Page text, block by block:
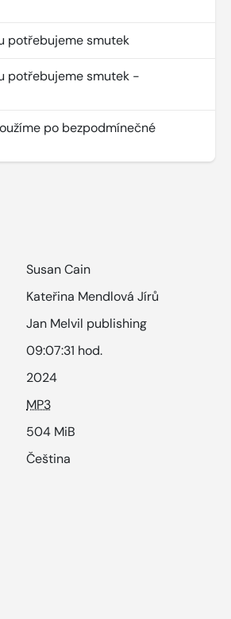
potřebujeme smutek
potřebujeme smutek -
po bezpodmínečné
Susan Cain
Kateřina Mendlová Jírů
Jan Melvil publishing
09:07:31 hod.
2024
MP3
504 MiB
Čeština